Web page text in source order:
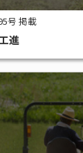
号 掲載
進